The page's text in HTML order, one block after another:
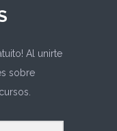
Al unirte
sobre